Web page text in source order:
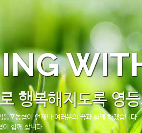
행복해지도록 영
포농협이 언제나 여러분의 꿈과 함께 하겠습니다.
이 함께 합니다.